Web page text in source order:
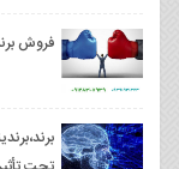
فروش برند/۵ استراتژی حل تعارض برای حفظ